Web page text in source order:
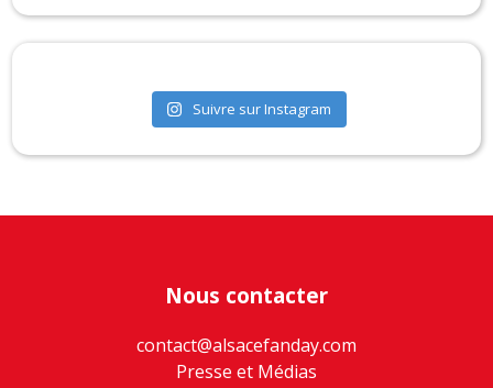
Suivre sur Instagram
Nous contacter
contact@alsacefanday.com
Presse et Médias